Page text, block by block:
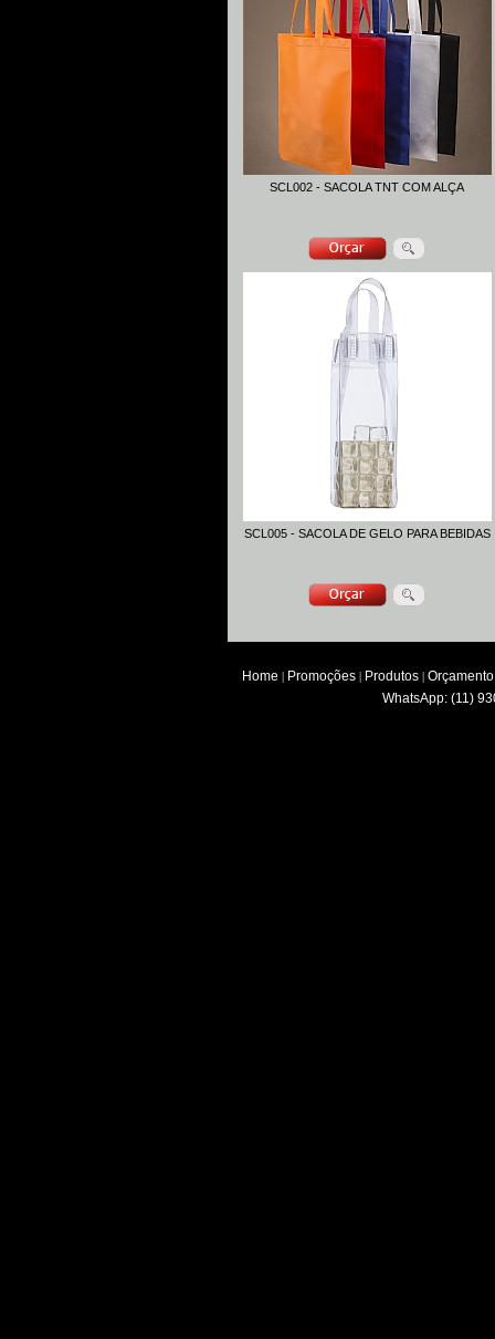
SCL002 - SACOLA TNT COM ALÇA
SCL005 - SACOLA DE GELO PARA BEBIDAS
Home | Promoções | Produtos | Orçamento
WhatsApp: (11)